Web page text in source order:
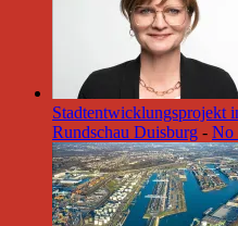
Stadtentwicklungsprojekt
Rundschau Duisburg - No